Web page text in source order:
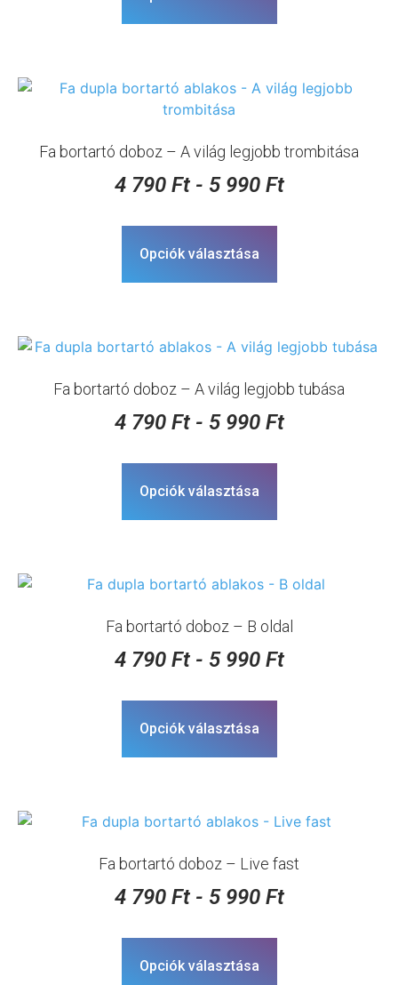
Fa bortartó doboz – A világ legjobb trombitása
4 790 Ft- 5 990 Ft
Opciók választása
Fa bortartó doboz – A világ legjobb tubása
4 790 Ft- 5 990 Ft
Opciók választása
Fa bortartó doboz – B oldal
4 790 Ft- 5 990 Ft
Opciók választása
Fa bortartó doboz – Live fast
4 790 Ft- 5 990 Ft
Opciók választása